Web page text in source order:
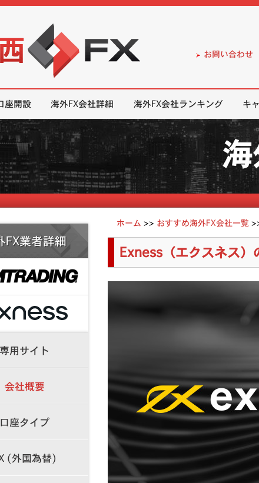
お問い合わせ
座開設 海外FX会社詳細 海外FX会社ランキング キ
ホーム >> おすすめ海外FX会社一覧
FX業者詳細
専用サイト
会社概要
口座タイプ
(外国為替)
Exness（エクスネス）